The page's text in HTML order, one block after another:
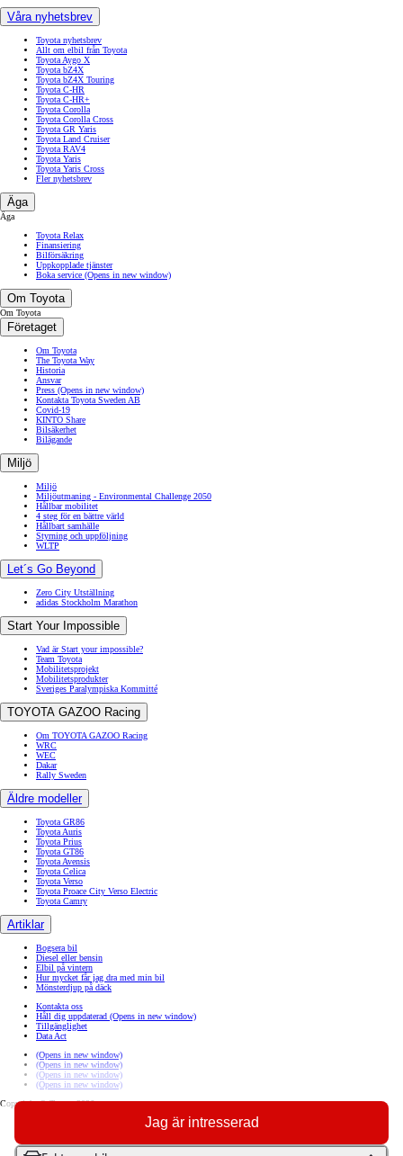
Jag är intresserad
Våra nyhetsbrev
Toyota nyhetsbrev
Allt om elbil från Toyota
Toyota Aygo X
Toyota bZ4X
Toyota bZ4X Touring
Toyota C-HR
Toyota C-HR+
Toyota Corolla
Toyota Corolla Cross
Toyota GR Yaris
Toyota Land Cruiser
Toyota RAV4
Toyota Yaris
Toyota Yaris Cross
Fler nyhetsbrev
Äga
Äga
Toyota Relax
Finansiering
Bilförsäkring
Uppkopplade tjänster
Boka service (Opens in new window)
Om Toyota
Om Toyota
Företaget
Om Toyota
The Toyota Way
Historia
Ansvar
Press (Opens in new window)
Kontakta Toyota Sweden AB
Covid-19
KINTO Share
Bilsäkerhet
Bilägande
Miljö
Miljö
Miljöutmaning - Environmental Challenge 2050
Hållbar mobilitet
4 steg för en bättre värld
Hållbart samhälle
Styrning och uppföljning
WLTP
Let´s Go Beyond
Zero City Utställning
adidas Stockholm Marathon
Start Your Impossible
Vad är Start your impossible?
Team Toyota
Mobilitetsprojekt
Mobilitetsprodukter
Sveriges Paralympiska Kommitté
TOYOTA GAZOO Racing
Om TOYOTA GAZOO Racing
WRC
WEC
Dakar
Rally Sweden
Äldre modeller
Toyota GR86
Toyota Auris
Toyota Prius
Toyota GT86
Toyota Avensis
Toyota Celica
Toyota Verso
Toyota Proace City Verso Electric
Toyota Camry
Artiklar
Bogsera bil
Diesel eller bensin
Elbil på vintern
Hur mycket får jag dra med min bil
Mönsterdjup på däck
Kontakta oss
Håll dig uppdaterad (Opens in new window)
Tillgänglighet
Data Act
(Opens in new window)
(Opens in new window)
(Opens in new window)
(Opens in new window)
Copyright © Toyota 2026
Cookiepolicy
Sammanställning av personuppgiftsbehandlingar